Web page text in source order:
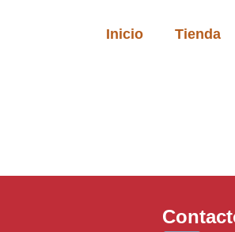
Inicio Tienda